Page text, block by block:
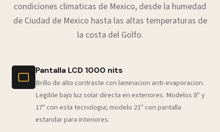
condiciones climaticas de Mexico, desde la humedad
de Ciudad de Mexico hasta las altas temperaturas de
la costa del Golfo.
Pantalla LCD 1000 nits
Brillo de alto contraste con laminacion anti-evaporacion.
Legible bajo luz solar directa en exteriores. Modelos 8" y
17" con esta tecnologia; modelo 21" con pantalla
estandar para interiores.